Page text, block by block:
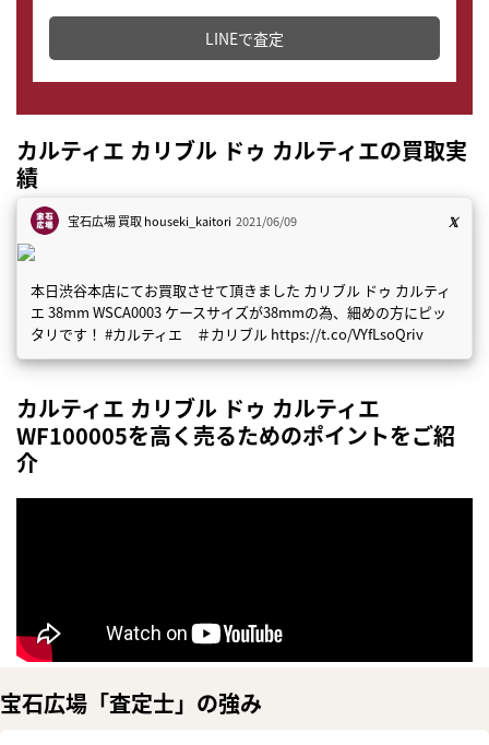
どこからでもすぐに査定金額を知ることが出来ます。
LINEで査定
カルティエ カリブル ドゥ カルティエの買取実
績
宝石広場 買取houseki_kaitori 2021/06/09
本日渋谷本店にてお買取させて頂きました カリブル ドゥ カルティ
エ 38mm WSCA0003 ケースサイズが38mmの為、細めの方にピッ
タリです！ #カルティエ ＃カリブル https://t.co/VYfLsoQriv
カルティエ カリブル ドゥ カルティエ
WF100005を高く売るためのポイントをご紹
介
宝石広場「査定士」の強み